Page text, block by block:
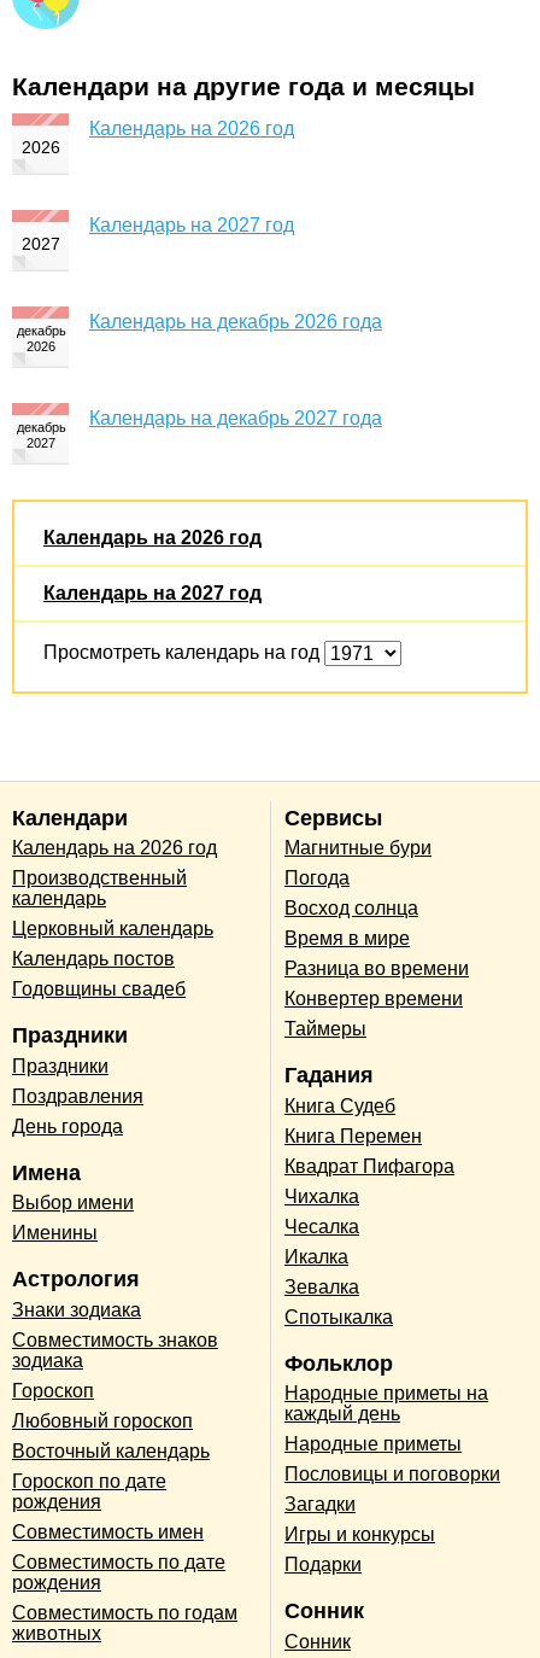
Календари на другие года и месяцы
Календарь на 2026 год
Календарь на 2027 год
Календарь на декабрь 2026 года
Календарь на декабрь 2027 года
Календарь на 2026 год
Календарь на 2027 год
Просмотреть календарь на год
Календари
Календарь на 2026 год
Производственный
календарь
Церковный календарь
Календарь постов
Годовщины свадеб
Праздники
Праздники
Поздравления
День города
Имена
Выбор имени
Именины
Астрология
Знаки зодиака
Совместимость знаков
зодиака
Гороскоп
Любовный гороскоп
Восточный календарь
Гороскоп по дате
рождения
Совместимость имен
Совместимость по дате
рождения
Совместимость по годам
животных
Сервисы
Магнитные бури
Погода
Восход солнца
Время в мире
Разница во времени
Конвертер времени
Таймеры
Гадания
Книга Судеб
Книга Перемен
Квадрат Пифагора
Чихалка
Чесалка
Икалка
Зевалка
Спотыкалка
Фольклор
Народные приметы на
каждый день
Народные приметы
Пословицы и поговорки
Загадки
Игры и конкурсы
Подарки
Сонник
Сонник